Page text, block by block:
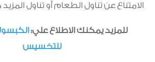
الامتناع عن تناول الطعام أو تناول
للمزيد يمكنك الاطلاع علي:
للتخسيس